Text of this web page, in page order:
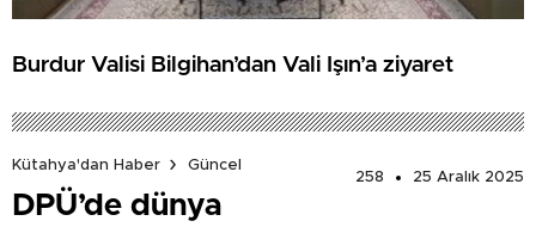
Burdur Valisi Bilgihan’dan Vali Işın’a ziyaret
Kütahya'dan Haber
Güncel
258
25 Aralık 2025
DPÜ’de dünya